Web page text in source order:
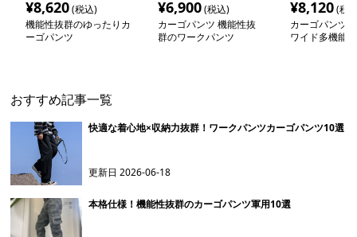
¥8,620(税込)
機能性抜群のゆったりカ
ーゴパンツ
¥6,900(税込)
カーゴパンツ 機能性抜
群のワークパンツ
¥8,120(税
カーゴパンツ
ワイド多機能
おすすめ記事一覧
快適な着心地×収納力抜群！ワークパンツカーゴパンツ10選
更新日2026-06-18
本格仕様！機能性抜群のカーゴパンツ軍用10選